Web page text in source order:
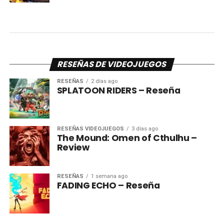
RESEÑAS DE VIDEOJUEGOS
RESEÑAS 2 días ago
SPLATOON RIDERS – Reseña
RESEÑAS VIDEOJUEGOS 3 días ago
The Mound: Omen of Cthulhu –
Review
RESEÑAS 1 semana ago
FADING ECHO – Reseña